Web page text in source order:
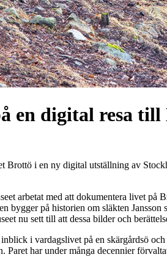
en digital resa
Brottö i en ny digital utställning av
arbetat med att dokumentera livet
bygger på historien om släkten
nu sett till att dessa bilder och
i vardagslivet på en skärgårdsö
Paret har under många decennier